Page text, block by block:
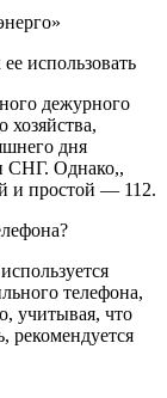
использовать
дежурного
дня
СНГ. Однако,,
и простой — 112.
телефона,
учитывая, что
рекомендуется